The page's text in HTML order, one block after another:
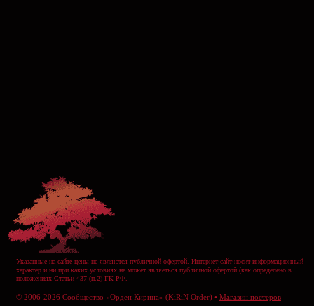
Указанные на сайте цены не являются публичной офертой. Интернет-сайт носит информационный
характер и ни при каких условиях не может являеться публичной офертой (как определено в
положениях Статьи 437 (п.2) ГК РФ.
© 2006-2026 Сообщество «Орден Кирина» (KiRiN Order) • Магазин постеров